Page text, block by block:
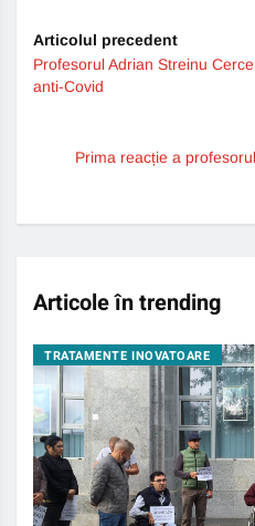
Articolul precedent
Profesorul Adrian Streinu
anti-Covid
Prima reacție a
Articole în trending
TRATAMENTE INOVATOARE